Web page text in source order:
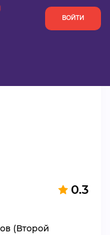
ВОЙТИ
0.3
(Второй